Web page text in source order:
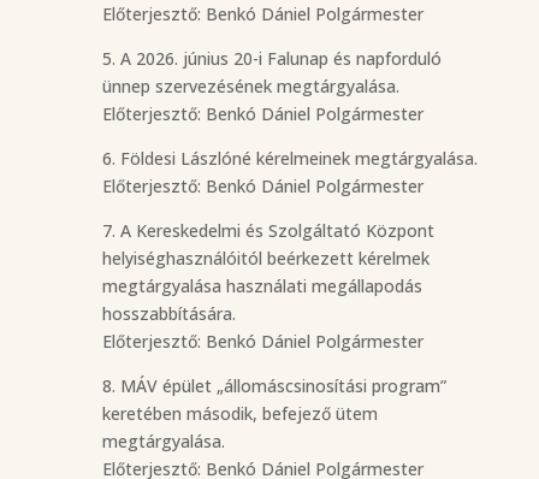
Előterjesztő: Benkó Dániel Polgármester
5. A 2026. június 20-i Falunap és napforduló
ünnep szervezésének megtárgyalása.
Előterjesztő: Benkó Dániel Polgármester
6. Földesi Lászlóné kérelmeinek megtárgyalása.
Előterjesztő: Benkó Dániel Polgármester
7. A Kereskedelmi és Szolgáltató Központ
helyiséghasználóitól beérkezett kérelmek
megtárgyalása használati megállapodás
hosszabbítására.
Előterjesztő: Benkó Dániel Polgármester
8. MÁV épület „állomáscsinosítási program”
keretében második, befejező ütem
megtárgyalása.
Előterjesztő: Benkó Dániel Polgármester